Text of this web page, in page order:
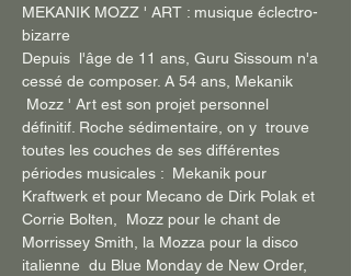
MEKANIK MOZZ ' ART : musique éclectro-
bizarre
Depuis  l'âge de 11 ans, Guru Sissoum n'a
cessé de composer. A 54 ans, Mekanik
Mozz ' Art est son projet personnel
définitif. Roche sédimentaire, on y  trouve
toutes les couches de ses différentes
périodes musicales :  Mekanik pour
Kraftwerk et pour Mecano de Dirk Polak et
Corrie Bolten,  Mozz pour le chant de
Morrissey Smith, la Mozza pour la disco
italienne  du Blue Monday de New Order,